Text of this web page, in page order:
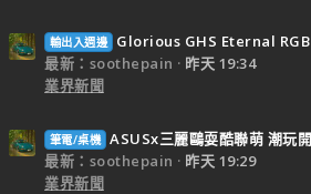
輸出入週邊
Glorious GHS Eternal RGB
最新：soothepain
昨天 19:34
業界新聞
筆電/桌機 ASUSx三麗鷗耍酷聯萌 潮玩
最新：soothepain
昨天 19:29
業界新聞